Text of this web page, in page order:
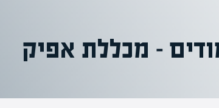
– מכללת אפיק